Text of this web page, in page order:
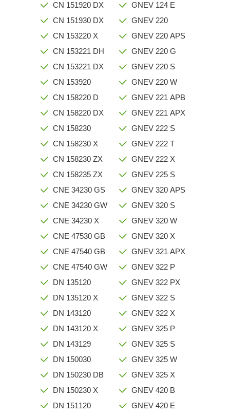
CN 151920 DX
CN 151930 DX
CN 153220 X
CN 153221 DH
CN 153221 DX
CN 153920
CN 158220 D
CN 158220 DX
CN 158230
CN 158230 X
CN 158230 ZX
CN 158235 ZX
CNE 34230 GS
CNE 34230 GW
CNE 34230 X
CNE 47530 GB
CNE 47540 GB
CNE 47540 GW
DN 135120
DN 135120 X
DN 143120
DN 143120 X
DN 143129
DN 150030
DN 150230 DB
DN 150230 X
DN 151120
GNEV 124 E
GNEV 220
GNEV 220 APS
GNEV 220 G
GNEV 220 S
GNEV 220 W
GNEV 221 APB
GNEV 221 APX
GNEV 222 S
GNEV 222 T
GNEV 222 X
GNEV 225 S
GNEV 320 APS
GNEV 320 S
GNEV 320 W
GNEV 320 X
GNEV 321 APX
GNEV 322 P
GNEV 322 PX
GNEV 322 S
GNEV 322 X
GNEV 325 P
GNEV 325 S
GNEV 325 W
GNEV 325 X
GNEV 420 B
GNEV 420 E